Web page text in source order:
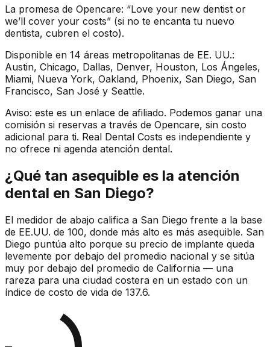
La promesa de Opencare: “Love your new dentist or
we’ll cover your costs” (si no te encanta tu nuevo
dentista, cubren el costo).
Disponible en 14 áreas metropolitanas de EE. UU.:
Austin, Chicago, Dallas, Denver, Houston, Los Ángeles,
Miami, Nueva York, Oakland, Phoenix, San Diego, San
Francisco, San José y Seattle.
Aviso: este es un enlace de afiliado. Podemos ganar una
comisión si reservas a través de Opencare, sin costo
adicional para ti. Real Dental Costs es independiente y
no ofrece ni agenda atención dental.
¿Qué tan asequible es la atención
dental en San Diego?
El medidor de abajo califica a San Diego frente a la base
de EE.UU. de 100, donde más alto es más asequible. San
Diego puntúa alto porque su precio de implante queda
levemente por debajo del promedio nacional y se sitúa
muy por debajo del promedio de California — una
rareza para una ciudad costera en un estado con un
índice de costo de vida de 137.6.